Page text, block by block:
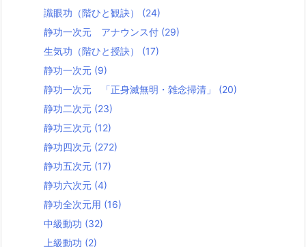
識眼功（階ひと観訣） (24)
静功一次元 アナウンス付 (29)
生気功（階ひと授訣） (17)
静功一次元 (9)
静功一次元 「正身滅無明・雑念掃清」 (20)
静功二次元 (23)
静功三次元 (12)
静功四次元 (272)
静功五次元 (17)
静功六次元 (4)
静功全次元用 (16)
中級動功 (32)
上級動功 (2)